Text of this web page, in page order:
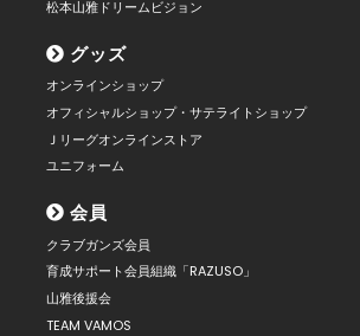
松本山雅ドリームビジョン
グッズ
オンラインショップ
オフィシャルショップ・サテライトショップ
Ｊリーグオンラインストア
ユニフォーム
会員
クラブガンズ会員
育成サポート会員組織「RAZUSO」
山雅後援会
TEAM VAMOS